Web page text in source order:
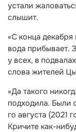
устали
слышит.
«С конца
вода прибывает.
у всех, в
слова жителей
«Да такого
подходила. Были
го августа (2021
Кричите как-